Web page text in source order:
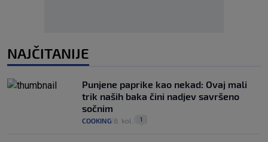
NAJČITANIJE
Punjene paprike kao nekad: Ovaj mali
trik naših baka čini nadjev savršeno
sočnim
COOKING 8. kol. 1